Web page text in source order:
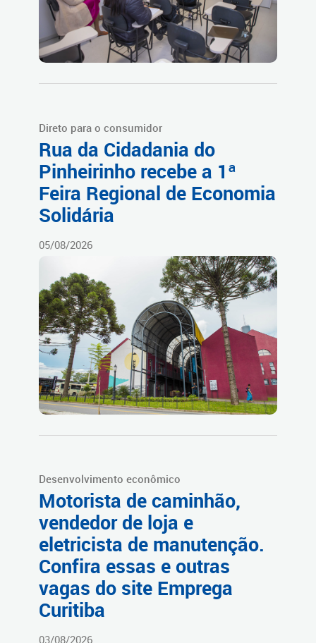
Direto para o consumidor
Rua da Cidadania do
Pinheirinho recebe a 1ª
Feira Regional de Economia
Solidária
05/08/2026
Desenvolvimento econômico
Motorista de caminhão,
vendedor de loja e
eletricista de manutenção.
Confira essas e outras
vagas do site Emprega
Curitiba
03/08/2026